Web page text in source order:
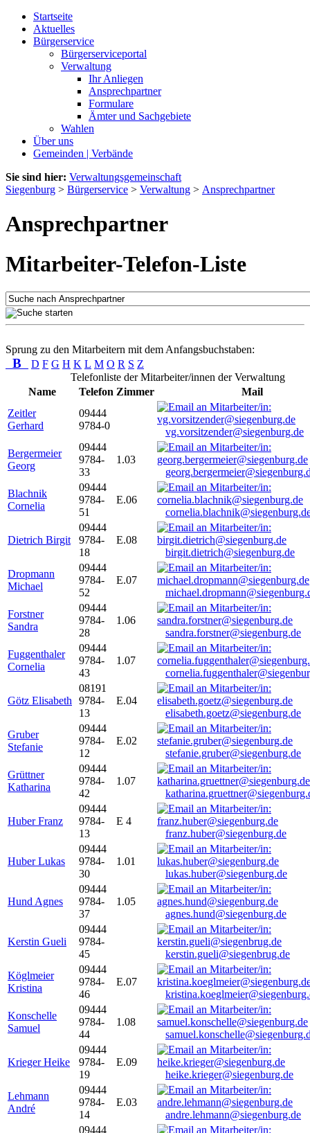
Startseite
Aktuelles
Bürgerservice
Bürgerserviceportal
Verwaltung
Ihr Anliegen
Ansprechpartner
Formulare
Ämter und Sachgebiete
Wahlen
Über uns
Gemeinden | Verbände
Sie sind hier: Verwaltungsgemeinschaft
Siegenburg > Bürgerservice > Verwaltung > Ansprechpartner
Ansprechpartner
Mitarbeiter-Telefon-Liste
Sprung zu den Mitarbeitern mit dem Anfangsbuchstaben:
B D F G H K L M O R S Z
Telefonliste der Mitarbeiter/innen der Verwaltung
Name
Telefon Zimmer
Mail
Zeitler
Gerhard
09444
9784-0
vg.vorsitzender@siegenburg.de
Bergermeier
Georg
09444
9784-
33
1.03
Blachnik
Cornelia
09444
9784-
51
E.06
Dietrich Birgit
09444
9784-
18
E.08
birgit.dietrich@siegenburg.de
Dropmann
Michael
09444
9784-
52
E.07
Forstner
Sandra
09444
9784-
28
1.06
sandra.forstner@siegenburg.de
Fuggenthaler
Cornelia
09444
9784-
43
1.07
Götz Elisabeth
08191
9784-
13
E.04
elisabeth.goetz@siegenburg.de
Gruber
Stefanie
09444
9784-
12
E.02
stefanie.gruber@siegenburg.de
Grüttner
Katharina
09444
9784-
42
1.07
Huber Franz
09444
9784-
13
E 4
franz.huber@siegenburg.de
Huber Lukas
09444
9784-
30
1.01
lukas.huber@siegenburg.de
Hund Agnes
09444
9784-
37
1.05
agnes.hund@siegenburg.de
Kerstin Gueli
09444
9784-
45
kerstin.gueli@siegenbrug.de
Köglmeier
Kristina
09444
9784-
46
E.07
Konschelle
Samuel
09444
9784-
44
1.08
Krieger Heike
09444
9784-
19
E.09
heike.krieger@siegenburg.de
Lehmann
André
09444
9784-
14
E.03
andre.lehmann@siegenburg.de
09444